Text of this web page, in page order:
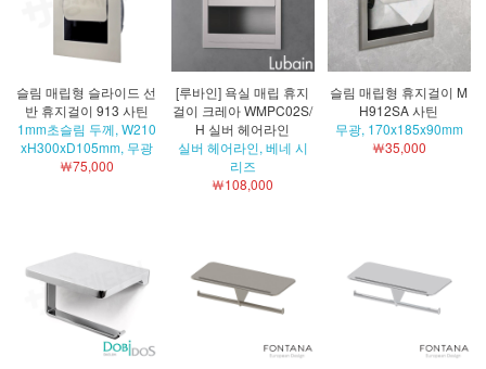
슬림 매립형 슬라이드 선
반 휴지걸이 913 사틴
1mm초슬림 두께, W210
xH300xD105mm, 무광
￦75,000
[루바인] 욕실 매립 휴지
걸이 크레아 WMPC02S/
H 실버 헤어라인
실버 헤어라인, 베네 시
리즈
￦108,000
슬림 매립형 휴지걸이 M
H912SA 사틴
무광, 170x185x90mm
￦35,000